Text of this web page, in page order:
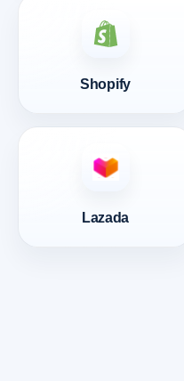
Shopify
Lazada